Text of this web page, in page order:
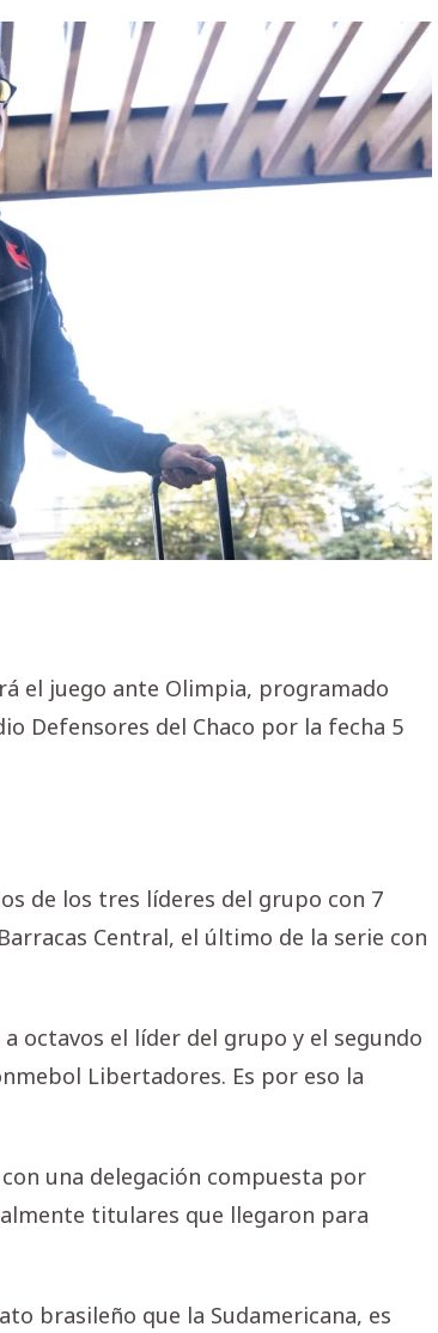
el juego ante Olimpia, programado
Defensores del Chaco por la fecha 5
de los tres líderes del grupo con 7
Central, el último de la serie con
octavos el líder del grupo y el segundo
Libertadores. Es por eso la
una delegación compuesta por
titulares que llegaron para
brasileño que la Sudamericana, es